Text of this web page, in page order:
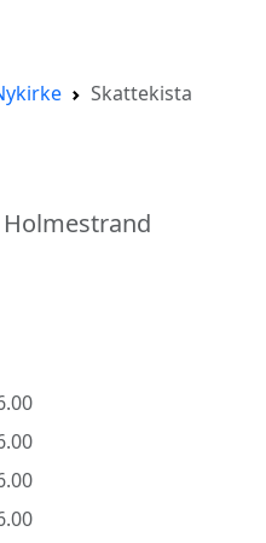
Skattekista
Holmestrand